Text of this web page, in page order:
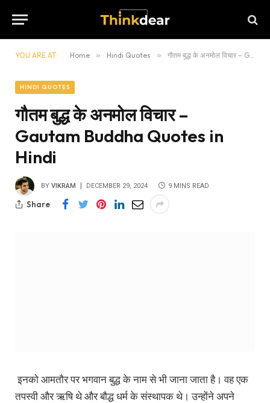
YOU ARE AT: Home » Hindi Quotes » गौतम बुद्ध के अनमोल विचार – Gautam Buddha Quotes in Hindi
HINDI QUOTES
गौतम बुद्ध के अनमोल विचार –
Gautam Buddha Quotes in
Hindi
BY VIKRAM DECEMBER 29, 2024 9 MINS READ
Share
इनको आमतौर पर भगवान बुद्ध के नाम से भी जाना जाता है। वह एक
तपस्वी और ऋषि थे और बौद्ध धर्म के संस्थापक थे। उन्होंने अपने